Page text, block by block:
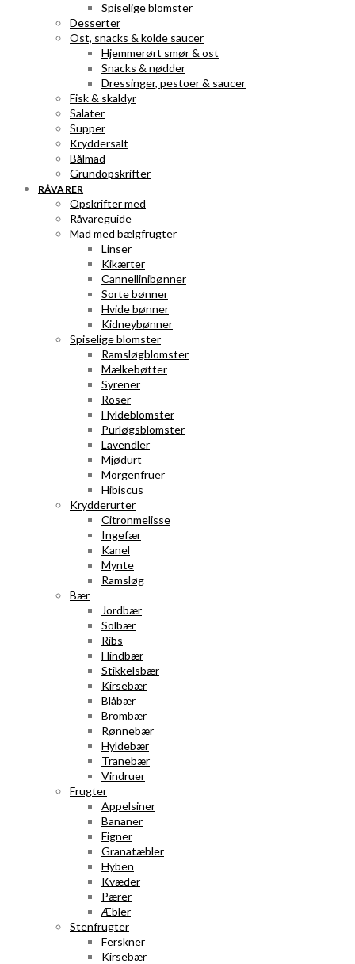
Spiselige blomster
Desserter
Ost, snacks & kolde saucer
Hjemmerørt smør & ost
Snacks & nødder
Dressinger, pestoer & saucer
Fisk & skaldyr
Salater
Supper
Kryddersalt
Bålmad
Grundopskrifter
RÅVARER
Opskrifter med
Råvareguide
Mad med bælgfrugter
Linser
Kikærter
Cannellinibønner
Sorte bønner
Hvide bønner
Kidneybønner
Spiselige blomster
Ramsløgblomster
Mælkebøtter
Syrener
Roser
Hyldeblomster
Purløgsblomster
Lavendler
Mjødurt
Morgenfruer
Hibiscus
Krydderurter
Citronmelisse
Ingefær
Kanel
Mynte
Ramsløg
Bær
Jordbær
Solbær
Ribs
Hindbær
Stikkelsbær
Kirsebær
Blåbær
Brombær
Rønnebær
Hyldebær
Tranebær
Vindruer
Frugter
Appelsiner
Bananer
Figner
Granatæbler
Hyben
Kvæder
Pærer
Æbler
Stenfrugter
Ferskner
Kirsebær